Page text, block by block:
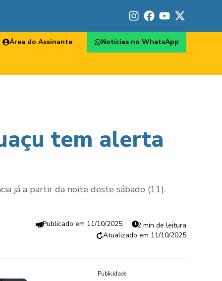
Área do Assinante Notícias no WhatsApp
tem alerta
já a partir da noite deste sábado (11).
11/10/2025
2 min de leitura
11/10/2025
Publicidade